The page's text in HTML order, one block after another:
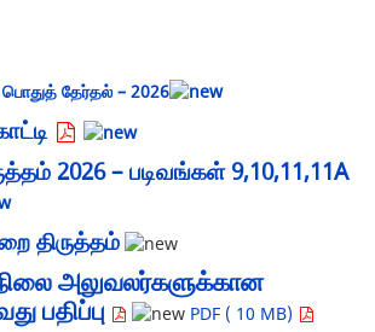
பொதுத் தேர்தல் – 2026
2026 – படிவங்கள் 9,10,11,11A
திருத்தம்
நிலை அலுவலர்களுக்கான
பதிப்பு PDF ( 10 MB)